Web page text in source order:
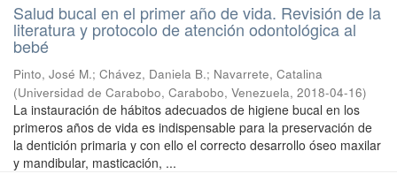
Salud bucal en el primer año de vida. Revisión de la
literatura y protocolo de atención odontológica al
bebé
Pinto, José M.; Chávez, Daniela B.; Navarrete, Catalina
(Universidad de Carabobo, Carabobo, Venezuela, 2018-04-16)
La instauración de hábitos adecuados de higiene bucal en los
primeros años de vida es indispensable para la preservación de
la dentición primaria y con ello el correcto desarrollo óseo maxilar
y mandibular, masticación, ...